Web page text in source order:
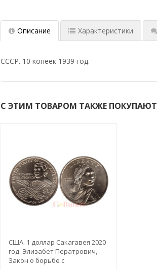
Описание Характеристики
СССР. 10 копеек 1939 год.
С ЭТИМ ТОВАРОМ ТАКЖЕ ПОКУПАЮТ
США. 1 доллар Сакагавея 2020
год. Элизабет Ператрович,
Закон о борьбе с